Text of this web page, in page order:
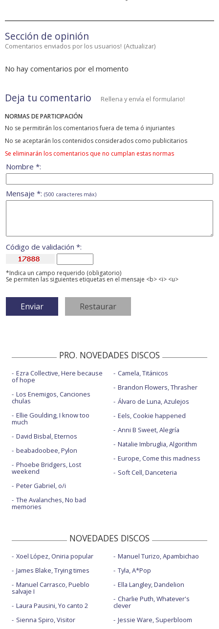
Sección de opinión
Comentarios enviados por los usuarios! (Actualizar)
No hay comentarios por el momento
Deja tu comentario Rellena y envía el formulario!
NORMAS DE PARTICIPACIÓN
No se permitirán los comentarios fuera de tema ó injuriantes
No se aceptarán los contenidos considerados como publicitarios
Se eliminarán los comentarios que no cumplan estas normas
Nombre *:
Mensaje *: (500 caracteres máx)
Código de validación *:
*Indica un campo requerido (obligatorio)
Se permiten las siguientes etiquetas en el mensaje <b> <i> <u>
PRO. NOVEDADES DISCOS
Ezra Collective, Here because
of hope
Los Enemigos, Canciones
chulas
Ellie Goulding, I know too
much
David Bisbal, Eternos
beabadoobee, Pylon
Phoebe Bridgers, Lost
weekend
Peter Gabriel, o/i
The Avalanches, No bad
memories
Camela, Titánicos
Brandon Flowers, Thrasher
Álvaro de Luna, Azulejos
Eels, Cookie happened
Anni B Sweet, Alegría
Natalie Imbruglia, Algorithm
Europe, Come this madness
Soft Cell, Danceteria
NOVEDADES DISCOS
Xoel López, Oniria popular
James Blake, Trying times
Manuel Carrasco, Pueblo
salvaje I
Laura Pausini, Yo canto 2
Sienna Spiro, Visitor
Manuel Turizo, Apambichao
Tyla, A*Pop
Ella Langley, Dandelion
Charlie Puth, Whatever's
clever
Jessie Ware, Superbloom